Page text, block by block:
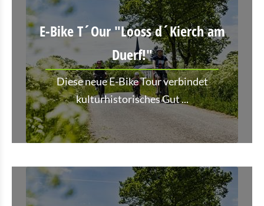
E-Bike T´Our "Looss d´Kierch am
Duerf!"
Diese neue E-Bike Tour verbindet
kulturhistorisches Gut ...